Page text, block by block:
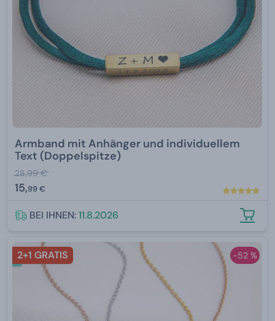
Armband mit Anhänger und individuellem
Text (Doppelspitze)
28,99 €
15,99 €
BEI IHNEN:11.8.2026
-52 %
2+1 GRATIS